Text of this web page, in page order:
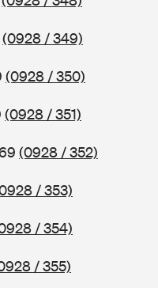
(0928 / 349)
(0928 / 350)
(0928 / 351)
(0928 / 352)
/ 353)
/ 354)
/ 355)